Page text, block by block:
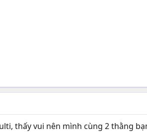
thấy vui nên mình cùng 2 thằng